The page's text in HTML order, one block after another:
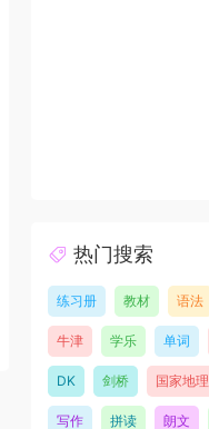
热门搜索
练习册 教材 语法
牛津 学乐 单词
DK 剑桥 国家地理
写作 拼读 朗文